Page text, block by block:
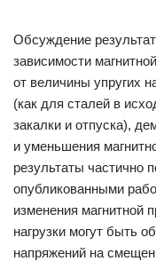
Обсуждение
зависимости
от величины упругих
(как для сталей в
закалки и отпуска),
и уменьшения
результаты частично
опубликованными
изменения магнитной
нагрузки могут быть
напряжений на